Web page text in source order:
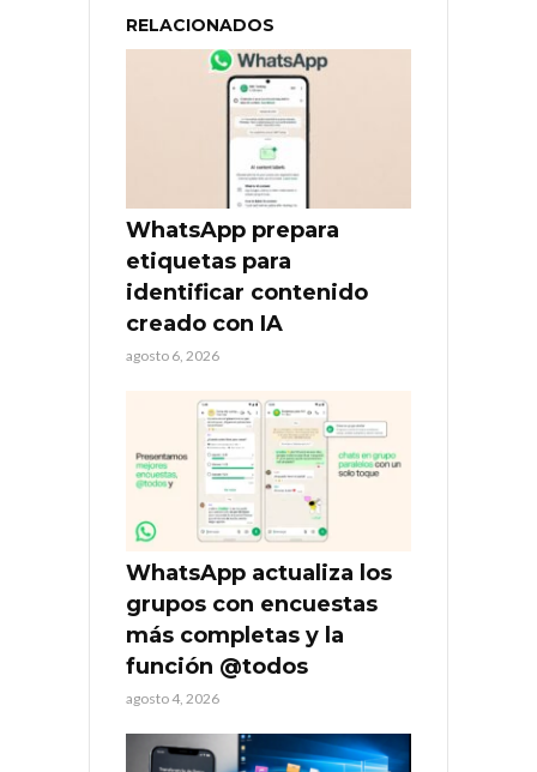
RELACIONADOS
WhatsApp prepara
etiquetas para
identificar contenido
creado con IA
agosto 6, 2026
WhatsApp actualiza los
grupos con encuestas
más completas y la
función @todos
agosto 4, 2026